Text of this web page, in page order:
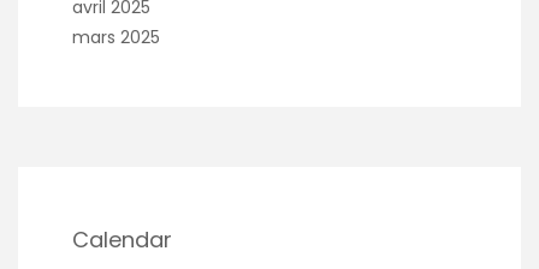
avril 2025
mars 2025
Calendar